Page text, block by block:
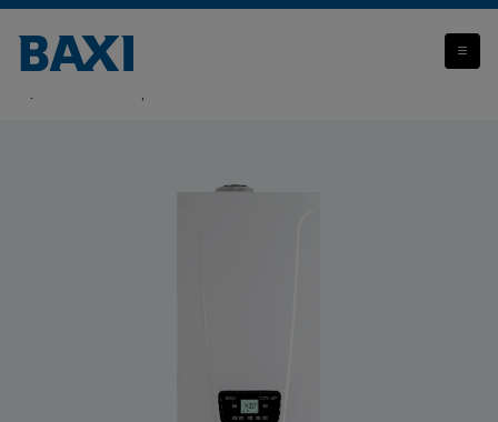
disponibile.